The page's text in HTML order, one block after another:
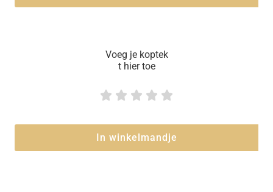
Voeg je koptek
t hier toe
    
In winkelmandje